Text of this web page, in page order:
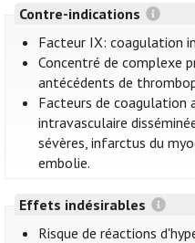
Contre-indications
Facteur IX: coagulation
Concentré de complexe
antécédents de
Facteurs de coagulation
intravasculaire
sévères, infarctus du
embolie.
Effets indésirables
Risque de réactions